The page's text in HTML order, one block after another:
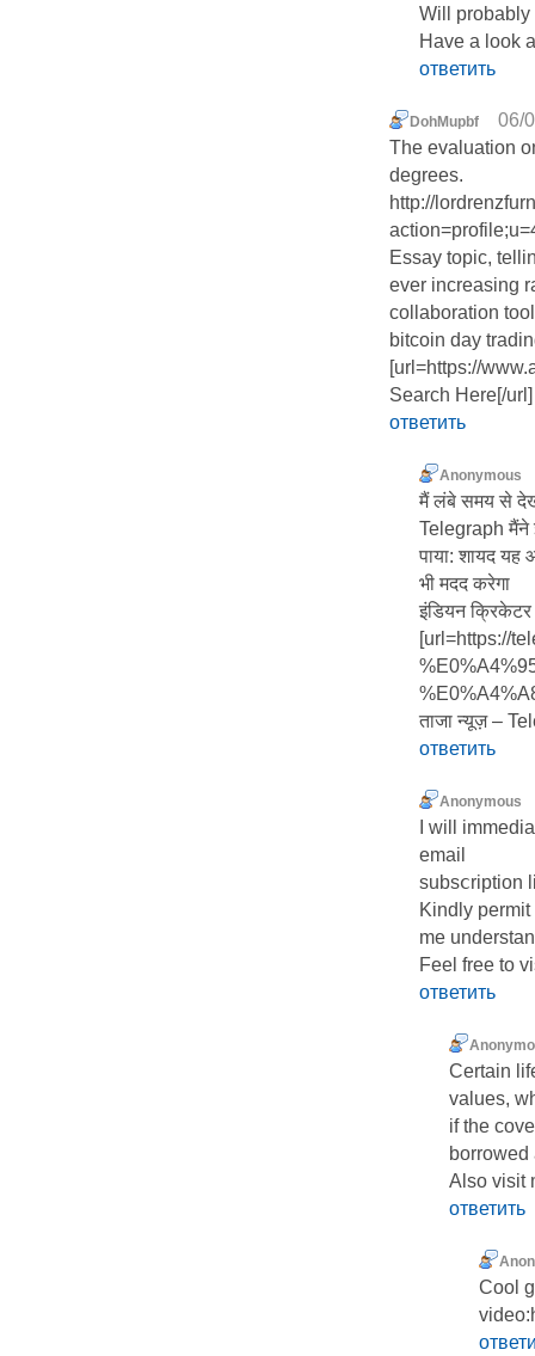
Will probably
Have a look
ответить
DohMupbf
06/
The evaluation
degrees.
http://
Essay topic,
ever increasing
collaboration
bitcoin day
[url=https://
Search Here[/
ответить
Anonymous
मैं लंबे समय से देख
Telegraph मैंने
पाया: शायद यह
भी मदद करेगा
इंडियन
[url=https://
ताजा न्यूज़ –
ответить
Anonymous
I will
email
subsⅽription
Kindly permit
me
Feel free to
ответить
Certain
values,
if the
borrowed
Also visit
ответить
Cool